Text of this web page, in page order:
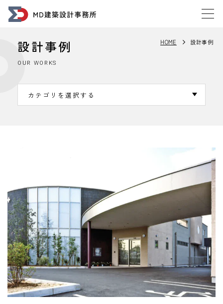
HOME 設計事例
設計事例
OUR WORKS
カテゴリを選択する